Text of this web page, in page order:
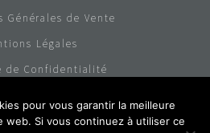
Générales de Vente
Légales
de Confidentialité
43 33 86 00
pour vous garantir la meilleure
Si vous continuez à utiliser ce